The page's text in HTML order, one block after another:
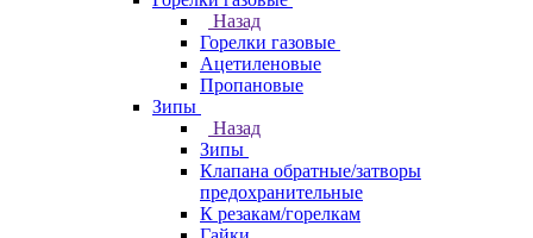
Назад
Горелки газовые
Ацетиленовые
Пропановые
Зипы
Назад
Зипы
Клапана обратные/затворы
предохранительные
К резакам/горелкам